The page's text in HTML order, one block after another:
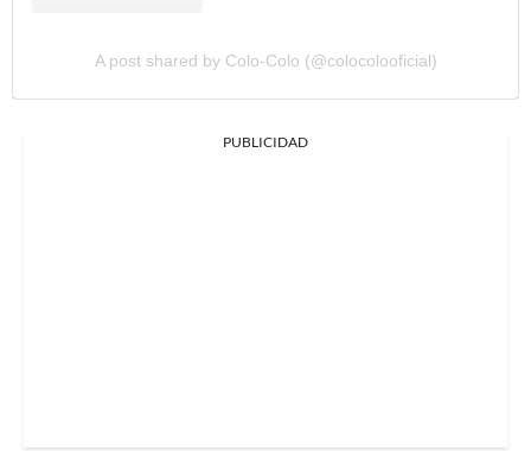
A post shared by Colo-Colo (@colocolooficial)
PUBLICIDAD